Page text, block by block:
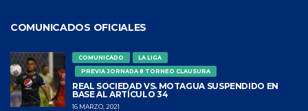
COMUNICADOS OFICIALES
COMUNICADO
LA LIGA
PREVIA JORNADA 8 TORNEO CLAUSURA
REAL SOCIEDAD VS. MOTAGUA SUSPENDIDO EN
BASE AL ARTÍCULO 34
16 MARZO, 2021